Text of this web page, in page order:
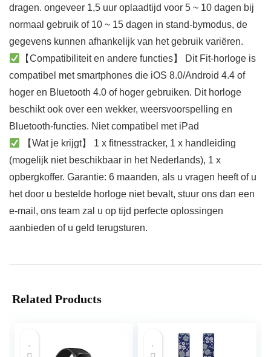
dragen. ongeveer 1,5 uur oplaadtijd voor 5 ~ 10 dagen bij
normaal gebruik of 10 ~ 15 dagen in stand-bymodus, de
gegevens kunnen afhankelijk van het gebruik variëren.
【Compatibiliteit en andere functies】 Dit Fit-horloge is
compatibel met smartphones die iOS 8.0/Android 4.4 of
hoger en Bluetooth 4.0 of hoger gebruiken. Dit horloge
beschikt ook over een wekker, weersvoorspelling en
Bluetooth-functies. Niet compatibel met iPad
【Wat je krijgt】 1 x fitnesstracker, 1 x handleiding
(mogelijk niet beschikbaar in het Nederlands), 1 x
opbergkoffer. Garantie: 6 maanden, als u vragen heeft of u
het door u bestelde horloge niet bevalt, stuur ons dan een
e-mail, ons team zal u op tijd perfecte oplossingen
aanbieden of u geld terugsturen.
Related Products